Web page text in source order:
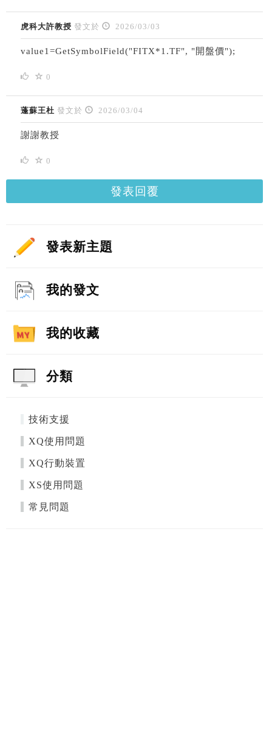
虎科大許教授 發文於 2026/03/03
value1=GetSymbolField("FITX*1.TF", "開盤價");
0
蓬蘇王杜 發文於 2026/03/04
謝謝教授
0
發表回覆
發表新主題
我的發文
我的收藏
分類
技術支援
XQ使用問題
XQ行動裝置
XS使用問題
常見問題